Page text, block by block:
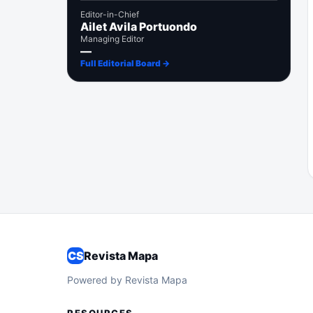
Editor-in-Chief
Ailet Avila Portuondo
Managing Editor
—
Full Editorial Board →
CSRevista Mapa
Powered by Revista Mapa